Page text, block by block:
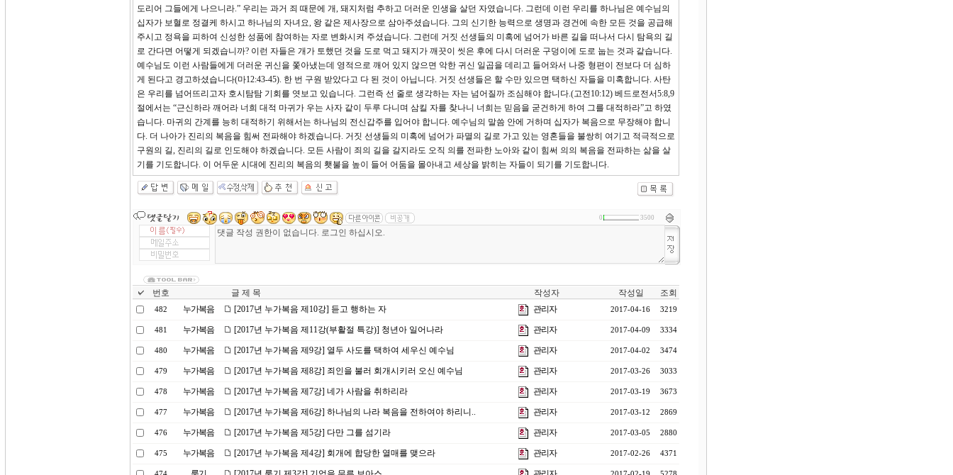
도리어 그들에게 나으니라.” 우리는 과거 죄 때문에 개, 돼지처럼 추하고 더러운 인생을 살던 자였습니다. 그런데 이런 우리를 하나님은 예수님의
십자가 보혈로 정결케 하시고 하나님의 자녀요, 왕 같은 제사장으로 삼아주셨습니다. 그의 신기한 능력으로 생명과 경건에 속한 모든 것을 공급해
주시고 정욕을 피하여 신성한 성품에 참여하는 자로 변화시켜 주셨습니다. 그런데 거짓 선생들의 미혹에 넘어가 바른 길을 떠나서 다시 탐욕의 길
로 간다면 어떻게 되겠습니까? 이런 자들은 개가 토했던 것을 도로 먹고 돼지가 깨끗이 씻은 후에 다시 더러운 구덩이에 도로 눕는 것과 같습니다.
예수님도 이런 사람들에게 더러운 귀신을 쫓아냈는데 영적으로 깨어 있지 않으면 악한 귀신 일곱을 데리고 들어와서 나중 형편이 전보다 더 심하
게 된다고 경고하셨습니다(마12:43-45). 한 번 구원 받았다고 다 된 것이 아닙니다. 거짓 선생들은 할 수만 있으면 택하신 자들을 미혹합니다. 사탄
은 우리를 넘어뜨리고자 호시탐탐 기회를 엿보고 있습니다. 그런즉 선 줄로 생각하는 자는 넘어질까 조심해야 합니다.(고전10:12) 베드로전서5:8,9
절에서는 “근신하라 깨어라 너희 대적 마귀가 우는 사자 같이 두루 다니며 삼킬 자를 찾나니 너희는 믿음을 굳건하게 하여 그를 대적하라”고 하였
습니다. 마귀의 간계를 능히 대적하기 위해서는 하나님의 전신갑주를 입어야 합니다. 예수님의 말씀 안에 거하며 십자가 복음으로 무장해야 합니
다. 더 나아가 진리의 복음을 힘써 전파해야 하겠습니다. 거짓 선생들의 미혹에 넘어가 파멸의 길로 가고 있는 영혼들을 불쌍히 여기고 적극적으로
구원의 길, 진리의 길로 인도해야 하겠습니다. 모든 사람이 죄의 길을 갈지라도 오직 의를 전파한 노아와 같이 힘써 의의 복음을 전파하는 삶을 살
기를 기도합니다. 이 어두운 시대에 진리의 복음의 횃불을 높이 들어 어둠을 몰아내고 세상을 밝히는 자들이 되기를 기도합니다.
0 3500
번호 글 제 목 작성자 작성일 조회
482 누가복음 [2017년 누가복음 제10강] 듣고 행하는 자 관리자 2017-04-16 3219
481 누가복음 [2017년 누가복음 제11강(부활절 특강)] 청년아 일어나라 관리자 2017-04-09 3334
480 누가복음 [2017년 누가복음 제9강] 열두 사도를 택하여 세우신 예수님 관리자 2017-04-02 3474
479 누가복음 [2017년 누가복음 제8강] 죄인을 불러 회개시키러 오신 예수님 관리자 2017-03-26 3033
478 누가복음 [2017년 누가복음 제7강] 네가 사람을 취하리라 관리자 2017-03-19 3673
477 누가복음 [2017년 누가복음 제6강] 하나님의 나라 복음을 전하여야 하리니.. 관리자 2017-03-12 2869
476 누가복음 [2017년 누가복음 제5강] 다만 그를 섬기라 관리자 2017-03-05 2880
475 누가복음 [2017년 누가복음 제4강] 회개에 합당한 열매를 맺으라 관리자 2017-02-26 4371